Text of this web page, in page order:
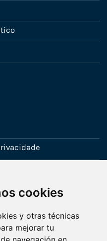
cookies
y otras técnicas
mejorar tu